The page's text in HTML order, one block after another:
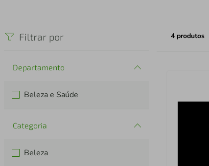
Filtrar por
Departamento
Beleza e Saúde
Categoria
Beleza
4 produtos